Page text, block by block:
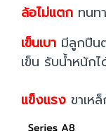
ล้อไม่แตก ทนท
เข็นเบา มีลูกปืน
เข็น รับน้ำหนัก
แข็งแรง ขาเห